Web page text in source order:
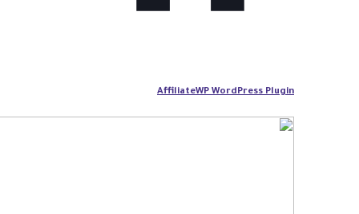
AffiliateWP WordPress Plugin